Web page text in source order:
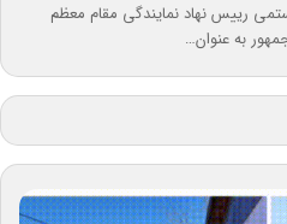
رییس نهاد نمایندگی مقام معظم
به عنوان…